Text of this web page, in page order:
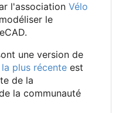
l'association Vélo
le
une version de
plus récente est
de la
la communauté